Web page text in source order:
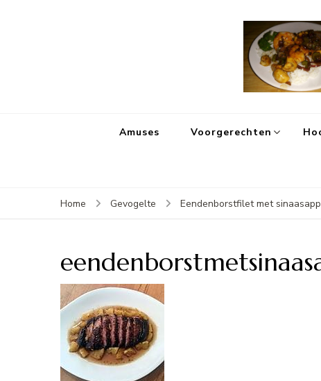
Amuses Voorgerechten
Home Gevogelte Eendenborstfilet met